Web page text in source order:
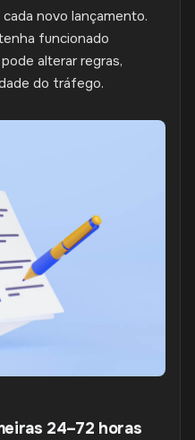
novo lançamento.
funcionado
alterar regras,
do tráfego.
24–72 horas